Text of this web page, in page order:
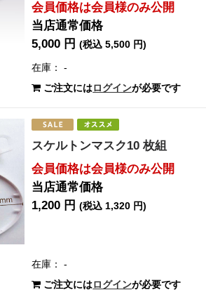
会員価格は会員様のみ公開
当店通常価格
5,000 円(税込 5,500 円)
在庫： -
ご注文にはログインが必要です
スケルトンマスク10 枚組
会員価格は会員様のみ公開
当店通常価格
1,200 円(税込 1,320 円)
在庫： -
ご注文にはログインが必要です